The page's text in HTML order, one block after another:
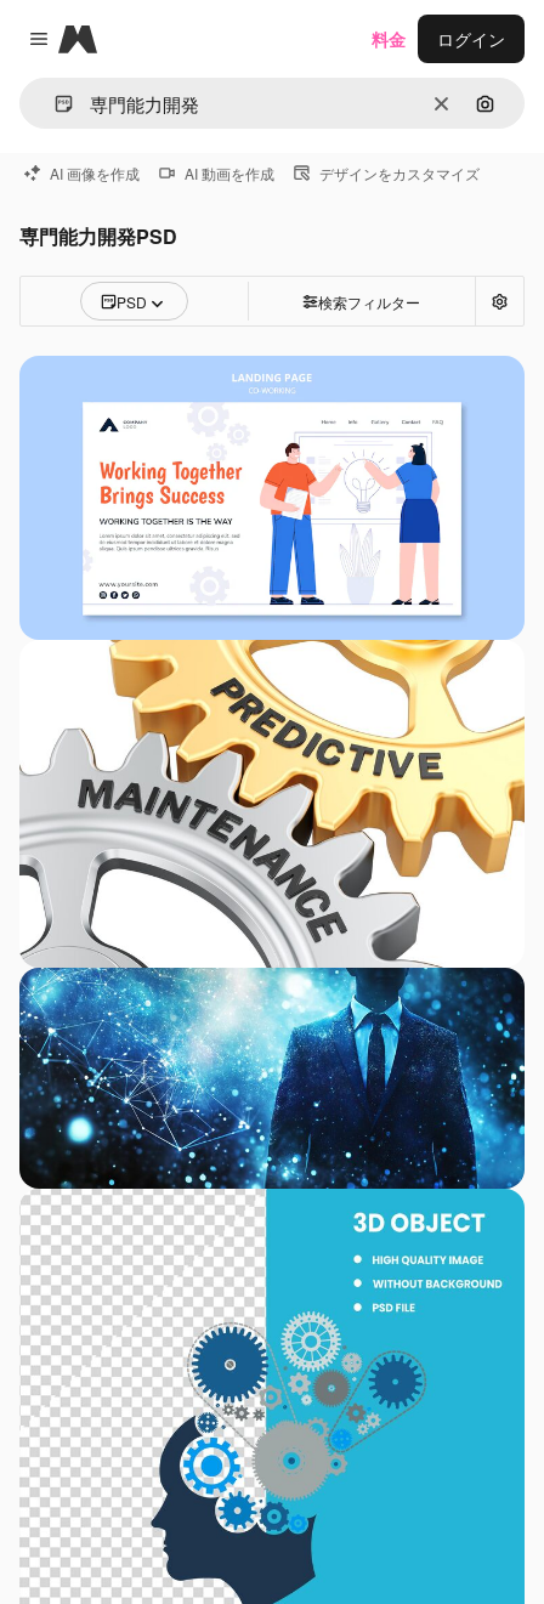
Close menu
Magnific
消去 画像で
料金 ログイン
AI 画像を作成 AI 動画を作成 デザインをカスタマイズ
専門能力開発PSD
PSD 検索フィルター